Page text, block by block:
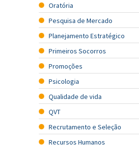
Oratória
Pesquisa de Mercado
Planejamento Estratégico
Primeiros Socorros
Promoções
Psicologia
Qualidade de vida
QVT
Recrutamento e Seleção
Recursos Humanos